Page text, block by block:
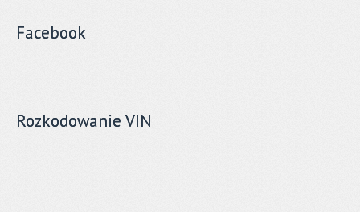
Facebook
Rozkodowanie VIN